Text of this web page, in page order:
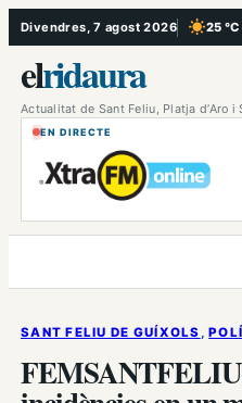
Vés
al
contingut
Divendres, 7 agost 2026 25 °C
, Cel serè
elridaura
Actualitat de Sant Feliu, Platja d’Aro i
EN DIRECTE
SANT FELIU DE GUÍXOLS ,